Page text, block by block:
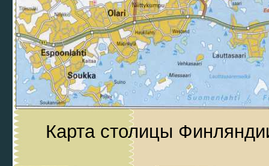
Карта столицы